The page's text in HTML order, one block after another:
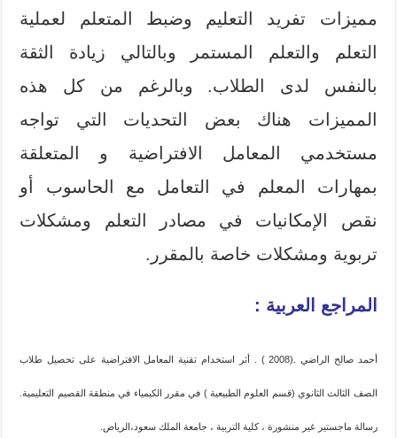
مميزات تفريد التعليم وضبط المتعلم لعملية
التعلم والتعلم المستمر وبالتالي زيادة الثقة
بالنفس لدى الطلاب. وبالرغم من كل هذه
المميزات هناك بعض التحديات التي تواجه
مستخدمي المعامل الافتراضية و المتعلقة
بمهارات المعلم في التعامل مع الحاسوب أو
نقص الإمكانيات في مصادر التعلم ومشكلات
تربوية ومشكلات خاصة بالمقرر.
المراجع العربية :
أحمد صالح الراضي .(2008 ) . أثر استخدام تقنية المعامل الافتراضية على تحصيل طلاب
الصف الثالث الثانوي (قسم العلوم الطبيعية ) في مقرر الكيمياء في منطقة القصيم التعليمية.
رسالة ماجستير غير منشورة ، كلية التربية ، جامعة الملك سعود،الرياض.